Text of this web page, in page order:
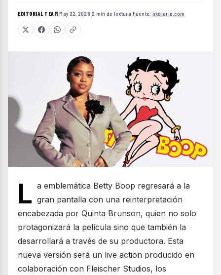
EDITORIAL TEAM·May 22, 2026·2 min de lectura·Fuente: okdiario.com
L a emblemática Betty Boop regresará a la
gran pantalla con una reinterpretación
encabezada por Quinta Brunson, quien no solo
protagonizará la película sino que también la
desarrollará a través de su productora. Esta
nueva versión será un live action producido en
colaboración con Fleischer Studios, los